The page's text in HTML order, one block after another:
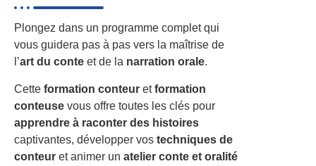
Plongez dans un programme complet qui
vous guidera pas à pas vers la maîtrise de
l’art du conte et de la narration orale.
Cette formation conteur etformation
conteuse vous offre toutes les clés pour
apprendre à raconter des histoires
captivantes, développer vos techniques de
conteur et animer un atelier conte et oralité